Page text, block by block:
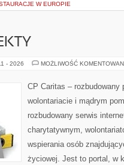
W EUROPIE
- 2026 MOŻLIWOŚĆ
CP Caritas – rozbudowany
wolontariacie i mądrym
rozbudowany serwis
charytatywnym,
wspierania osób
życiowej. Jest to portal, w